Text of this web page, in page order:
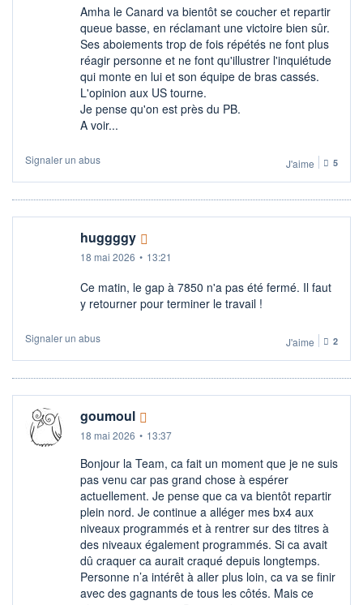
Amha le Canard va bientôt se coucher et repartir
queue basse, en réclamant une victoire bien sûr.
Ses aboiements trop de fois répétés ne font plus
réagir personne et ne font qu'illustrer l'inquiétude
qui monte en lui et son équipe de bras cassés.
L'opinion aux US tourne.
Je pense qu'on est près du PB.
A voir...
Signaler un abus J'aime 5
huggggy
18 mai 2026 • 13:21
Ce matin, le gap à 7850 n'a pas été fermé. Il faut
y retourner pour terminer le travail !
Signaler un abus J'aime 2
goumoul
18 mai 2026 • 13:37
Bonjour la Team, ca fait un moment que je ne suis
pas venu car pas grand chose à espérer
actuellement. Je pense que ca va bientôt repartir
plein nord. Je continue a alléger mes bx4 aux
niveaux programmés et à rentrer sur des titres à
des niveaux également programmés. Si ca avait
dû craquer ca aurait craqué depuis longtemps.
Personne n’a intérêt à aller plus loin, ca va se finir
avec des gagnants de tous les côtés. Mais ce